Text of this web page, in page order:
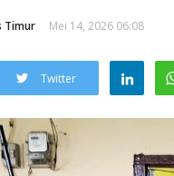
Timur Mei 14, 2026 06:08
Twitter